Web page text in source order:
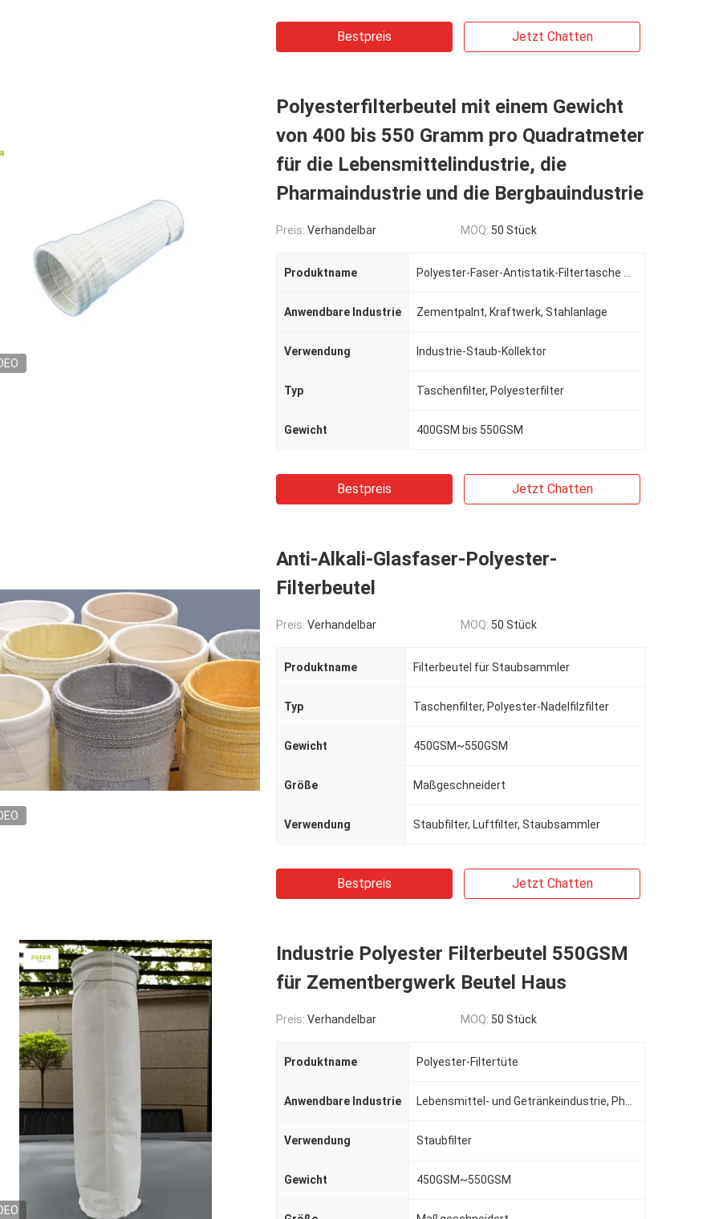
Bestpreis Jetzt Chatten
Polyesterfilterbeutel mit einem Gewicht
von 400 bis 550 Gramm pro Quadratmeter
für die Lebensmittelindustrie, die
Pharmaindustrie und die Bergbauindustrie
Preis: Verhandelbar MOQ: 50 Stück
Produktname
Anwendbare Industrie Zementpalnt, Kraftwerk, Stahlanlage
Verwendung Industrie-Staub-Kollektor
Typ Taschenfilter, Polyesterfilter
Gewicht 400GSM bis 550GSM
Bestpreis Jetzt Chatten
Anti-Alkali-Glasfaser-Polyester-
Filterbeutel
Preis: Verhandelbar MOQ: 50 Stück
Produktname Filterbeutel für Staubsammler
Typ Taschenfilter, Polyester-Nadelfilzfilter
Gewicht 450GSM~550GSM
Größe Maßgeschneidert
Verwendung Staubfilter, Luftfilter, Staubsammler
Bestpreis Jetzt Chatten
Industrie Polyester Filterbeutel 550GSM
für Zementbergwerk Beutel Haus
Preis: Verhandelbar MOQ: 50 Stück
Produktname Polyester-Filtertüte
Anwendbare Industrie
Verwendung Staubfilter
Gewicht 450GSM~550GSM